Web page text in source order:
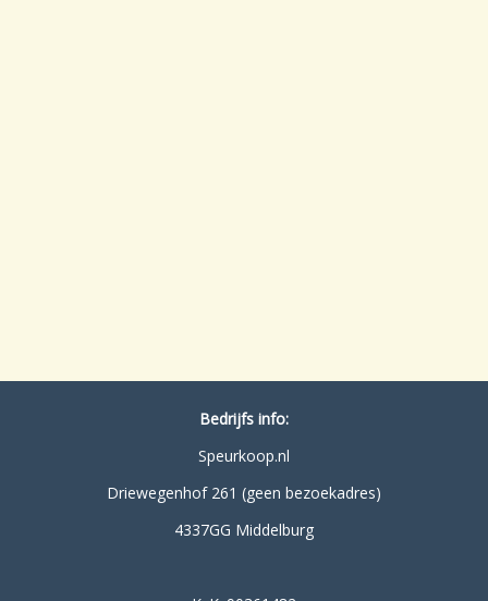
Bedrijfs info:
Speurkoop.nl
Driewegenhof 261 (geen bezoekadres)
4337GG Middelburg